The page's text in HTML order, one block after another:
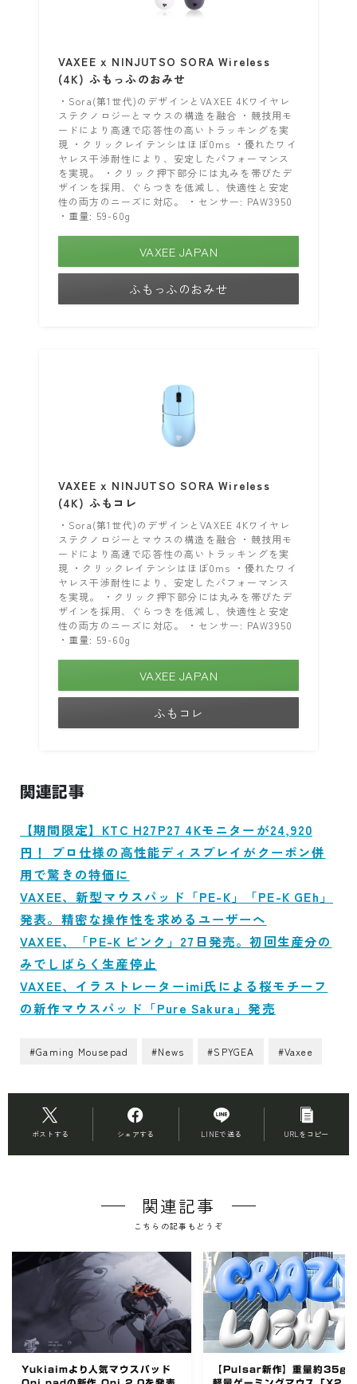
VAXEE x NINJUTSO SORA Wireless
(4K) ふもっふのおみせ
・Sora(第1世代)のデザインとVAXEE 4Kワイヤレ
ステクノロジーとマウスの構造を融合 ・競技用モ
ードにより高速で応答性の高いトラッキングを実
現 ・クリックレイテンシはほぼ0ms ・優れたワイ
ヤレス干渉耐性により、安定したパフォーマンス
を実現。 ・クリック押下部分には丸みを帯びたデ
ザインを採用、ぐらつきを低減し、快適性と安定
性の両方のニーズに対応。 ・センサー: PAW3950
・重量: 59-60g
VAXEE JAPAN
ふもっふのおみせ
VAXEE x NINJUTSO SORA Wireless
(4K) ふもコレ
・Sora(第1世代)のデザインとVAXEE 4Kワイヤレ
ステクノロジーとマウスの構造を融合 ・競技用モ
ードにより高速で応答性の高いトラッキングを実
現 ・クリックレイテンシはほぼ0ms ・優れたワイ
ヤレス干渉耐性により、安定したパフォーマンス
を実現。 ・クリック押下部分には丸みを帯びたデ
ザインを採用、ぐらつきを低減し、快適性と安定
性の両方のニーズに対応。 ・センサー: PAW3950
・重量: 59-60g
VAXEE JAPAN
ふもコレ
関連記事
【期間限定】KTC H27P27 4Kモニターが24,920
円！ プロ仕様の高性能ディスプレイがクーポン併
用で驚きの特価に
VAXEE、新型マウスパッド「PE-K」「PE-K GEh」
発表。精密な操作性を求めるユーザーへ
VAXEE、「PE-K ピンク」27日発売。初回生産分の
みでしばらく生産停止
VAXEE、イラストレーターimi氏による桜モチーフ
の新作マウスパッド「Pure Sakura」発売
#Gaming Mousepad #News #SPYGEA #Vaxee
ポストする シェアする LINEで送る URLをコピー
関連記事
こちらの記事もどうぞ
Yukiaimより人気マウスパッド
【Pulsar新作】重量約35g